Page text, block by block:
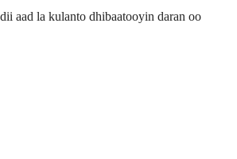
aad la kulanto dhibaatooyin daran oo